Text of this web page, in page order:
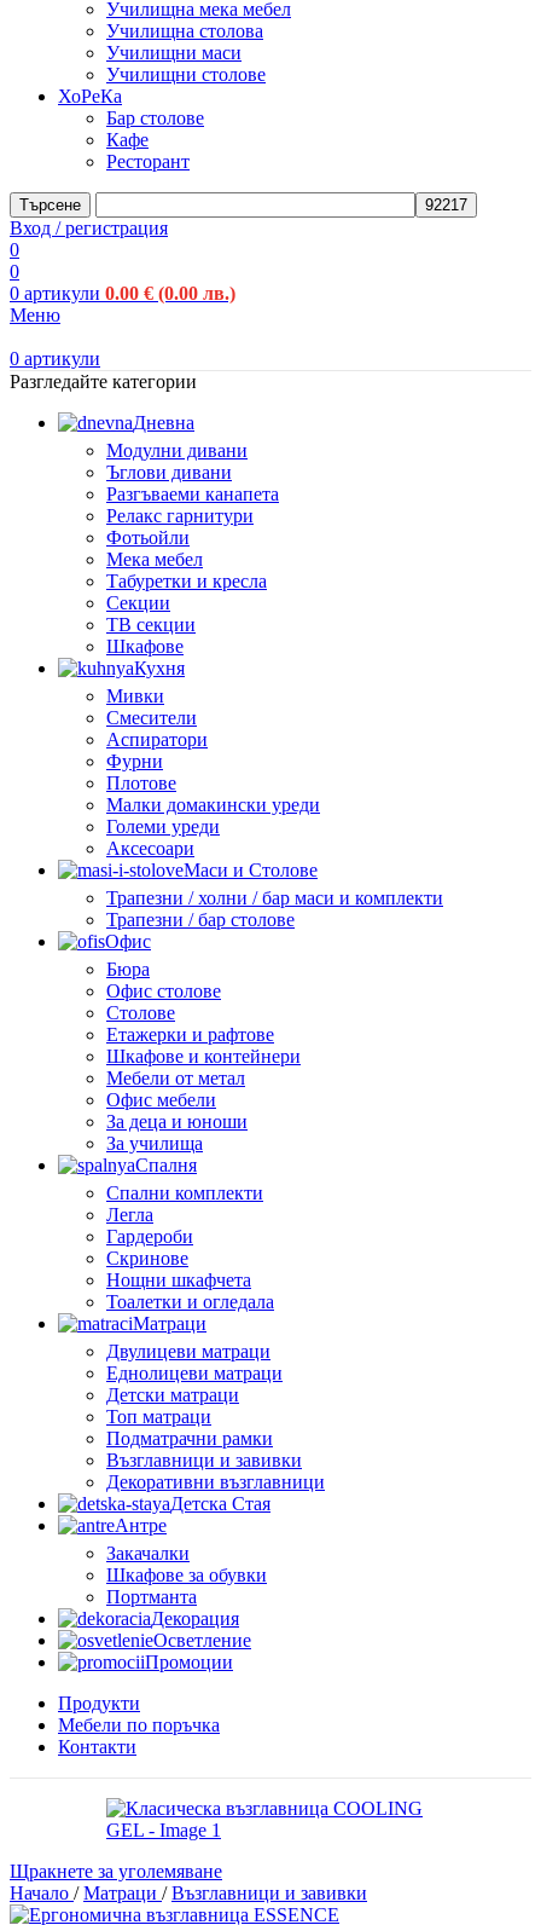
Училищна мека мебел
Училищна столова
Училищни маси
Училищни столове
ХоРеКа
Бар столове
Кафе
Ресторант
Търсене
Вход / регистрация
0
0
0 артикули 0.00 € (0.00 лв.)
Меню
0 артикули
Разгледайте категории
Дневна
Модулни дивани
Ъглови дивани
Разгъваеми канапета
Релакс гарнитури
Фотьойли
Мека мебел
Табуретки и кресла
Секции
ТВ секции
Шкафове
Кухня
Мивки
Смесители
Аспиратори
Фурни
Плотове
Малки домакински уреди
Големи уреди
Аксесоари
Маси и Столове
Трапезни / холни / бар маси и комплекти
Трапезни / бар столове
Офис
Бюра
Офис столове
Столове
Етажерки и рафтове
Шкафове и контейнери
Мебели от метал
Офис мебели
За деца и юноши
За училища
Спалня
Спални комплекти
Легла
Гардероби
Скринове
Нощни шкафчета
Тоалетки и огледала
Матраци
Двулицеви матраци
Еднолицеви матраци
Детски матраци
Топ матраци
Подматрачни рамки
Възглавници и завивки
Декоративни възглавници
Детска Стая
Антре
Закачалки
Шкафове за обувки
Портманта
Декорация
Осветление
Промоции
Продукти
Мебели по поръчка
Контакти
Щракнете за уголемяване
Начало / Матраци / Възглавници и завивки